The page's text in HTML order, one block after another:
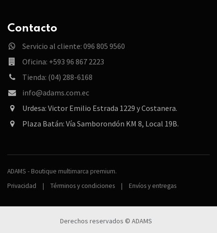
Contacto
Servicio al cliente: 096 805 9560
Oficina: +593 96 867 2223
Tienda: (04) 288-6168
info@adams.com.ec
Urdesa: Victor Emilio Estrada 1229 y Costanera.
Plaza Batán: Vía Samborondón KM 8, Local 19B.
ADAMS - Boutique multimarca premium.
Privacidad
| Términos y condiciones | Envíos y entregas
Derechos reservados © ADAMS